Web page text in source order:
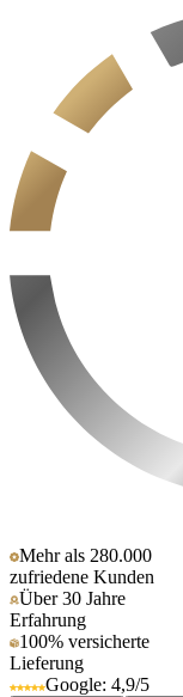
Mehr als 280.000
zufriedene Kunden
Über 30 Jahre
Erfahrung
100% versicherte
Lieferung
Google: 4,9/5